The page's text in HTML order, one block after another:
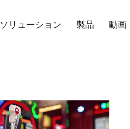
ソリューション 製品 動画